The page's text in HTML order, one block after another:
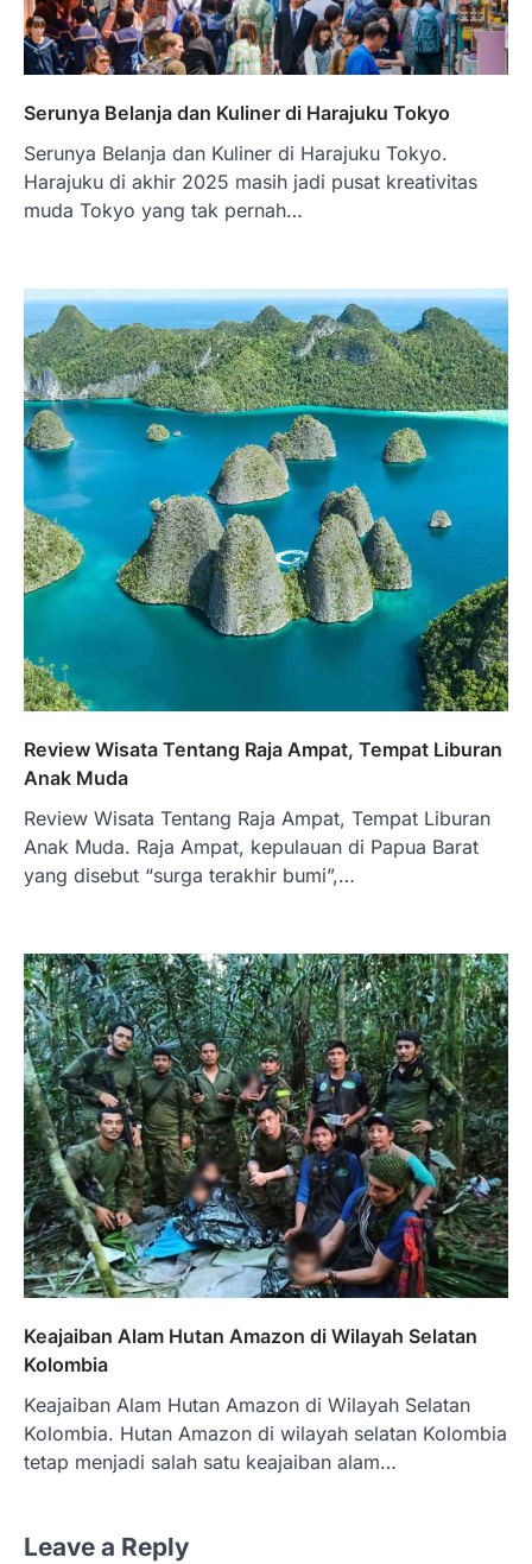
Serunya Belanja dan Kuliner di Harajuku Tokyo
Serunya Belanja dan Kuliner di Harajuku Tokyo.
Harajuku di akhir 2025 masih jadi pusat kreativitas
muda Tokyo yang tak pernah…
Review Wisata Tentang Raja Ampat, Tempat Liburan
Anak Muda
Review Wisata Tentang Raja Ampat, Tempat Liburan
Anak Muda. Raja Ampat, kepulauan di Papua Barat
yang disebut “surga terakhir bumi”,…
Keajaiban Alam Hutan Amazon di Wilayah Selatan
Kolombia
Keajaiban Alam Hutan Amazon di Wilayah Selatan
Kolombia. Hutan Amazon di wilayah selatan Kolombia
tetap menjadi salah satu keajaiban alam…
Leave a Reply